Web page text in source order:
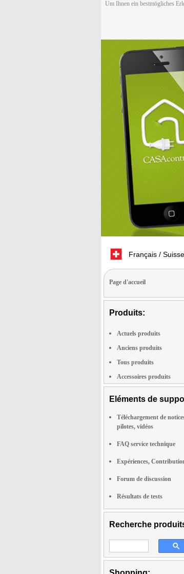
Um Ihnen ein bestmögliches
Français / Suisse
Page d'accueil
Produits:
Actuels produits
Anciens produits
Tous produits
Accessoires produits
Eléments de
Téléchargement de
pilotes, vidéos
FAQ service technique
Expériences,
Forum de discussion
Résultats de tests
Recherche